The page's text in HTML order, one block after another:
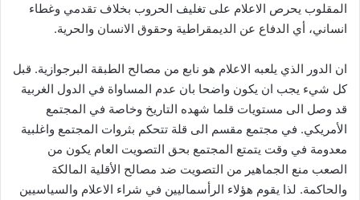
المقلوب يحرص الاعلام على تغليف الحروب بخلاف تقدمي وغطاء
انساني، أي الدفاع عن الديمقراطية وحقوق الانسان والحرية.
ان الدور الذي يلعبه الاعلام هو نابع من مصالح الطبقة البرجوازية. قبل
كل شيء يجب ان يكون واضحا بان عدم المساواة في الدول الغربية
قد وصل الى مستويات قلما شهده التاريخ وخاصة في المجتمع
الأمريكي. في مجتمع مقسم الى قلة تتحكم بثروات المجتمع واغلبية
معدومة في وقت يتمتع المجتمع بحق التصويت العام يكون من
الصعب منع الجماهير من التصويت ضد مصالح الأقلية المالكة
والحاكمة. لذا يقوم هؤلاء الرأسماليين في شراء الاعلام والسياسيين